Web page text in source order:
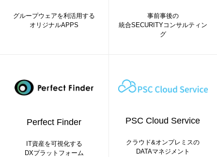
グループウェアを利活用する
オリジナルAPPS
事前事後の
統合SECURITYコンサルティン
グ
Perfect Finder
IT資産を可視化する
DXプラットフォーム
PSC Cloud Service
クラウド&オンプレミスの
DATAマネジメント